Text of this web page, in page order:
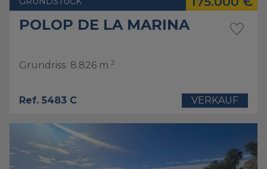
POLOP DE LA MARINA
Grundriss 8.826 m 2
Ref. 5483 C VERKAUF